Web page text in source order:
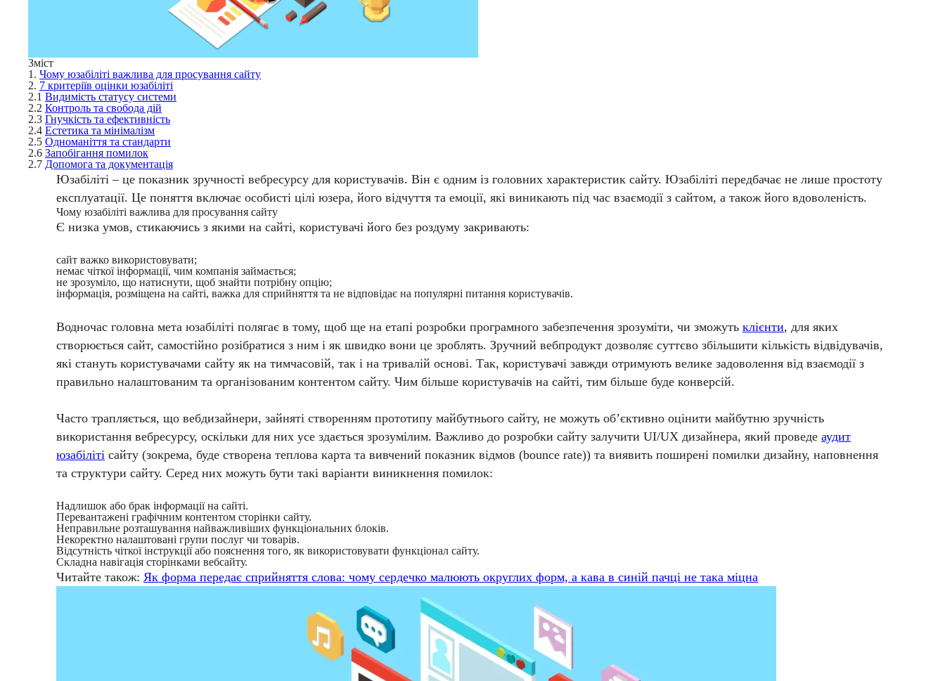
Зміст
1. Чому юзабіліті важлива для просування сайту
2. 7 критеріїв оцінки юзабіліті
2.1 Видимість статусу системи
2.2 Контроль та свобода дій
2.3 Гнучкість та ефективність
2.4 Естетика та мінімалізм
2.5 Одноманіття та стандарти
2.6 Запобігання помилок
2.7 Допомога та документація
Юзабіліті – це показник зручності вебресурсу для користувачів. Він є одним із головних характеристик сайту. Юзабіліті передбачає не лише простоту
експлуатації. Це поняття включає особисті цілі юзера, його відчуття та емоції, які виникають під час взаємодії з сайтом, а також його вдоволеність.
Чому юзабіліті важлива для просування сайту
Є низка умов, стикаючись з якими на сайті, користувачі його без роздуму закривають:
сайт важко використовувати;
немає чіткої інформації, чим компанія займається;
не зрозуміло, що натиснути, щоб знайти потрібну опцію;
інформація, розміщена на сайті, важка для сприйняття та не відповідає на популярні питання користувачів.
Водночас головна мета юзабіліті полягає в тому, щоб ще на етапі розробки програмного забезпечення зрозуміти, чи зможуть клієнти, для яких
створюється сайт, самостійно розібратися з ним і як швидко вони це зроблять. Зручний вебпродукт дозволяє суттєво збільшити кількість відвідувачів,
які стануть користувачами сайту як на тимчасовій, так і на тривалій основі. Так, користувачі завжди отримують велике задоволення від взаємодії з
правильно налаштованим та організованим контентом сайту. Чим більше користувачів на сайті, тим більше буде конверсій.
Часто трапляється, що вебдизайнери, зайняті створенням прототипу майбутнього сайту, не можуть об’єктивно оцінити майбутню зручність
використання вебресурсу, оскільки для них усе здається зрозумілим. Важливо до розробки сайту залучити UI/UX дизайнера, який проведе аудит
юзабіліті сайту (зокрема, буде створена теплова карта та вивчений показник відмов (bounce rate)) та виявить поширені помилки дизайну, наповнення
та структури сайту. Серед них можуть бути такі варіанти виникнення помилок:
Надлишок або брак інформації на сайті.
Перевантажені графічним контентом сторінки сайту.
Неправильне розташування найважливіших функціональних блоків.
Некоректно налаштовані групи послуг чи товарів.
Відсутність чіткої інструкції або пояснення того, як використовувати функціонал сайту.
Складна навігація сторінками вебсайту.
Читайте також: Як форма передає сприйняття слова: чому сердечко малюють округлих форм, а кава в синій пачці не така міцна